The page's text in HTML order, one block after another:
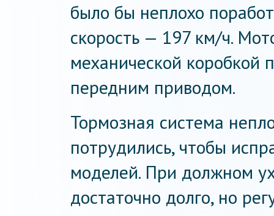
было бы неплохо
скорость — 197 км/ч.
механической коробкой
передним приводом.
Тормозная система
потрудились, чтобы
моделей. При должном
достаточно долго, но